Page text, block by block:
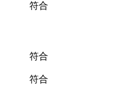
符合
符合
符合